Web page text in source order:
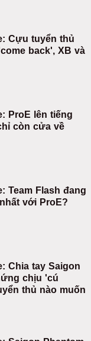
Cựu tuyển thủ
back', XB và
ProE lên tiếng
còn cửa về
Team Flash đang
với ProE?
Chia tay Saigon
chịu 'cú
thủ nào muốn